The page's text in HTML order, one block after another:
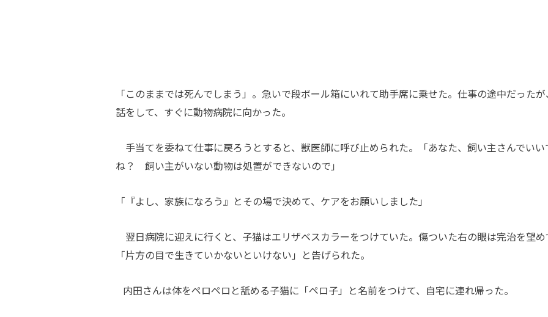
「このままでは死んでしまう」。急いで段ボール箱にいれて助手席に乗せた。仕事の途中だった
話をして、すぐに動物病院に向かった。
手当てを委ねて仕事に戻ろうとすると、獣医師に呼び止められた。「あなた、飼い主さんでいい
ね？ 飼い主がいない動物は処置ができないので」
「『よし、家族になろう』とその場で決めて、ケアをお願いしました」
翌日病院に迎えに行くと、子猫はエリザベスカラーをつけていた。傷ついた右の眼は完治を望め
「片方の目で生きていかないといけない」と告げられた。
内田さんは体をペロペロと舐める子猫に「ペロ子」と名前をつけて、自宅に連れ帰った。